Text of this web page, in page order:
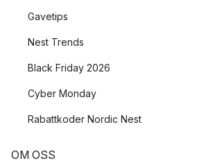
Gavetips
Nest Trends
Black Friday 2026
Cyber Monday
Rabattkoder Nordic Nest
OM OSS